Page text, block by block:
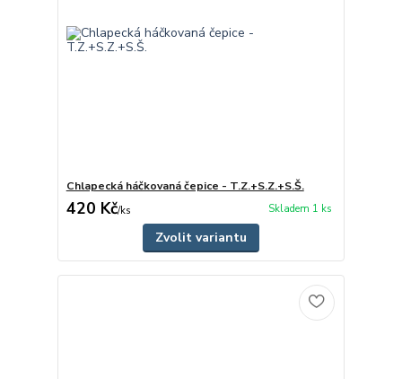
Chlapecká háčkovaná čepice - T.Z.+S.Z.+S.Š.
420 Kč/ks Skladem 1 ks
Zvolit variantu